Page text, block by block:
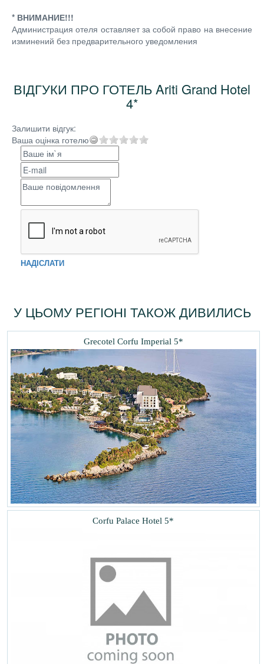
* ВНИМАНИЕ!!!
Администрация отеля оставляет за собой право на внесение
изминений без предварительного уведомления
ВІДГУКИ ПРО ГОТЕЛЬ Ariti Grand Hotel
4*
Залишити відгук:
Ваша оцінка готелю
НАДІСЛАТИ
У ЦЬОМУ РЕГІОНІ ТАКОЖ ДИВИЛИСЬ
Grecotel Corfu Imperial 5*
Corfu Palace Hotel 5*